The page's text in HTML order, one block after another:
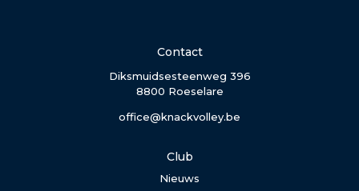
Contact
Diksmuidsesteenweg 396
8800 Roeselare
office@knackvolley.be
Club
Nieuws